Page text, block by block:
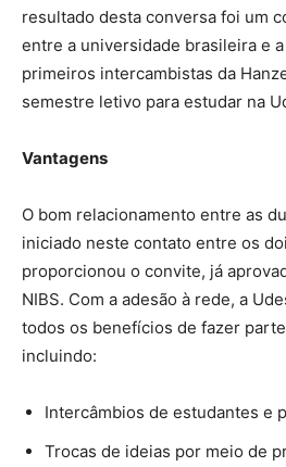
resultado desta conversa foi um
entre a universidade brasileira e
primeiros intercambistas da
semestre letivo para estudar na
Vantagens
O bom relacionamento entre as
iniciado neste contato entre os
proporcionou o convite, já
NIBS. Com a adesão à rede, a
todos os benefícios de fazer
incluindo:
Intercâmbios de estudantes e
Trocas de ideias por meio de